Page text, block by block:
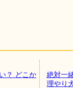
？ どこか
絶対一
理やり